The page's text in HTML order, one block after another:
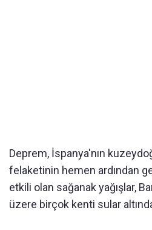
Deprem, İspanya'nın
felaketinin hemen ardından
etkili olan sağanak yağışlar,
üzere birçok kenti sular